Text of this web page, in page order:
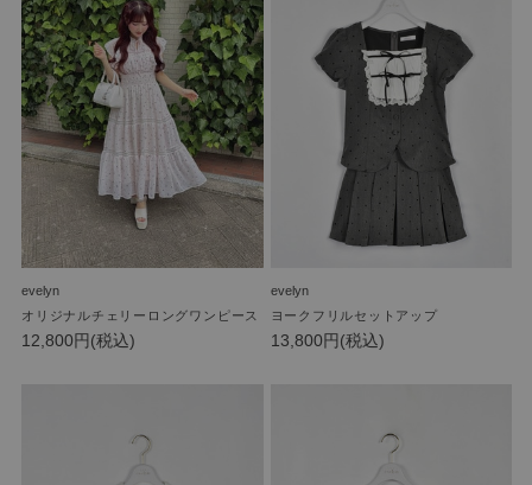
evelyn
オリジナルチェリーロングワンピース
12,800円(税込)
evelyn
ヨークフリルセットアップ
13,800円(税込)